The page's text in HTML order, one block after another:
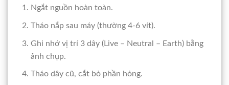
Ngắt nguồn hoàn toàn.
Tháo nắp sau máy (thường 4-6 vít).
Ghi nhớ vị trí 3 dây (Live – Neutral – Earth) bằng
ảnh chụp.
Tháo dây cũ, cắt bỏ phần hỏng.